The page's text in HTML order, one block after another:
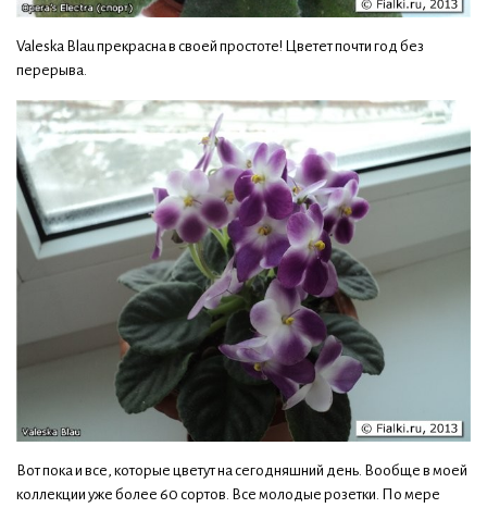
Valeska Blau прекрасна в своей простоте! Цветет почти год без
перерыва.
Вот пока и все, которые цветут на сегодняшний день. Вообще в моей
коллекции уже более 60 сортов. Все молодые розетки. По мере